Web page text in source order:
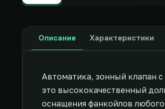
Описание Характеристики
Автоматика, зонный клапан
это высококачественный
оснащения фанкойлов